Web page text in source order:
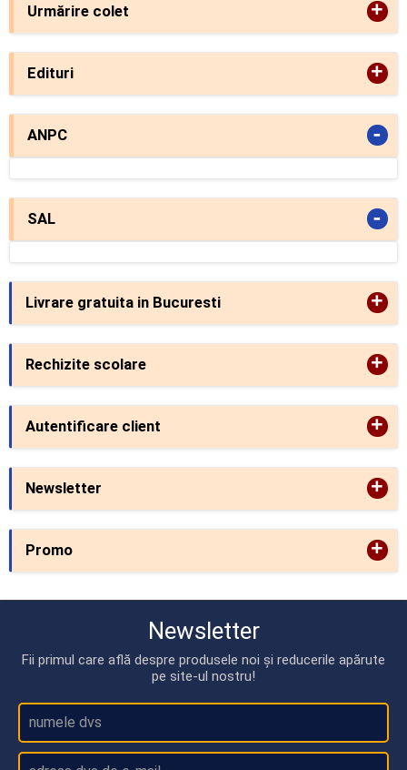
Urmărire colet +
Edituri +
ANPC -
SAL -
Livrare gratuita in Bucuresti +
Rechizite scolare +
Autentificare client +
Newsletter +
Promo +
Newsletter
Fii primul care află despre produsele noi și reducerile apărute
pe site-ul nostru!